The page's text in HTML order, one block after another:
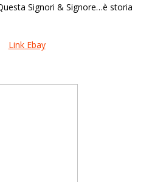
Signori & Signore…è storia
Link Ebay